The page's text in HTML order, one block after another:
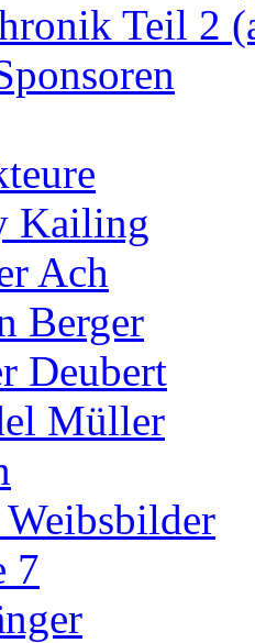
Teil 2
Kailing
Ach
Berger
Deubert
Müller
Weibsbilder
7